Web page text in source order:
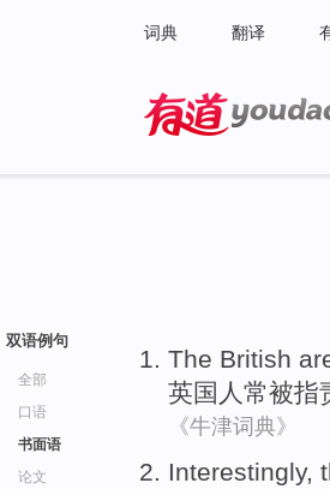
词典 翻译
双语例句
全部
口语
书面语
论文
The British
英国 人 常被指
《牛津词典》
Interestingly,